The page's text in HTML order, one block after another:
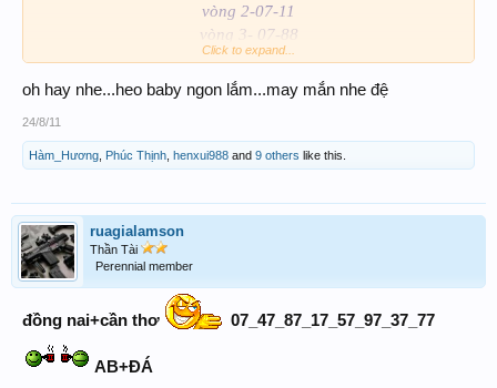
vòng 2-07-11
vòng 3- 07-88
chúc cả nhà vui vui
Click to expand...
oh hay nhe...heo baby ngon lắm...may mắn nhe đệ
24/8/11
Hàm_Hương Phúc Thịnh henxui988 and 9 others like this.
ruagialamson
Thần Tài
Perennial member
đồng nai+cần thơ 07_47_87_17_57_97_37_77
AB+ĐÁ